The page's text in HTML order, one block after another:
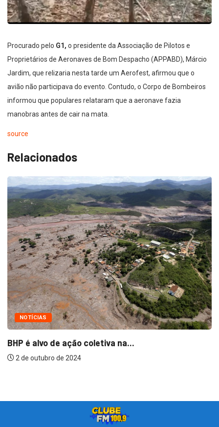
Procurado pelo G1, o presidente da Associação de Pilotos e
Proprietários de Aeronaves de Bom Despacho (APPABD), Márcio
Jardim, que relizaria nesta tarde um Aerofest, afirmou que o
avião não participava do evento. Contudo, o Corpo de Bombeiros
informou que populares relataram que a aeronave fazia
manobras antes de cair na mata.
source
Relacionados
NOTÍCIAS
BHP é alvo de ação coletiva na...
2 de outubro de 2024